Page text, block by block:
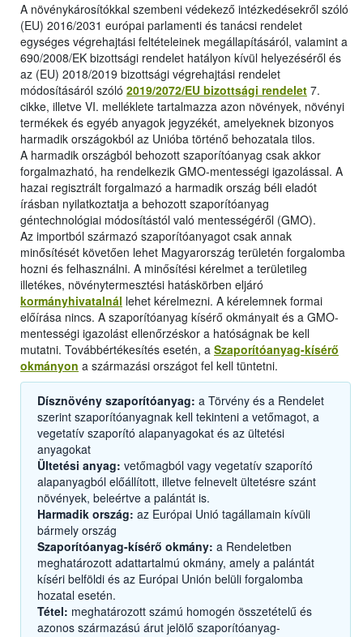
A növénykárosítókkal szembeni védekező intézkedésekről szóló
(EU) 2016/2031 európai parlamenti és tanácsi rendelet
egységes végrehajtási feltételeinek megállapításáról, valamint a
690/2008/EK bizottsági rendelet hatályon kívül helyezéséről és
az (EU) 2018/2019 bizottsági végrehajtási rendelet
módosításáról szóló 2019/2072/EU bizottsági rendelet 7.
cikke, illetve VI. melléklete tartalmazza azon növények, növényi
termékek és egyéb anyagok jegyzékét, amelyeknek bizonyos
harmadik országokból az Unióba történő behozatala tilos.
A harmadik országból behozott szaporítóanyag csak akkor
forgalmazható, ha rendelkezik GMO-mentességi igazolással. A
hazai regisztrált forgalmazó a harmadik ország béli eladót
írásban nyilatkoztatja a behozott szaporítóanyag
géntechnológiai módosítástól való mentességéről (GMO).
Az importból származó szaporítóanyagot csak annak
minősítését követően lehet Magyarország területén forgalomba
hozni és felhasználni. A minősítési kérelmet a területileg
illetékes, növénytermesztési hatáskörben eljáró
kormányhivatalnál lehet kérelmezni. A kérelemnek formai
előírása nincs. A szaporítóanyag kísérő okmányait és a GMO-
mentességi igazolást ellenőrzéskor a hatóságnak be kell
mutatni. Továbbértékesítés esetén, a Szaporítóanyag-kísérő
okmányon a származási országot fel kell tüntetni.
Dísznövény szaporítóanyag: a Törvény és a Rendelet
szerint szaporítóanyagnak kell tekinteni a vetőmagot, a
vegetatív szaporító alapanyagokat és az ültetési
anyagokat
Ültetési anyag: vetőmagból vagy vegetatív szaporító
alapanyagból előállított, illetve felnevelt ültetésre szánt
növények, beleértve a palántát is.
Harmadik ország: az Európai Unió tagállamain kívüli
bármely ország
Szaporítóanyag-kísérő okmány: a Rendeletben
meghatározott adattartalmú okmány, amely a palántát
kíséri belföldi és az Európai Unión belüli forgalomba
hozatal esetén.
Tétel: meghatározott számú homogén összetételű és
azonos származású árut jelölő szaporítóanyag-